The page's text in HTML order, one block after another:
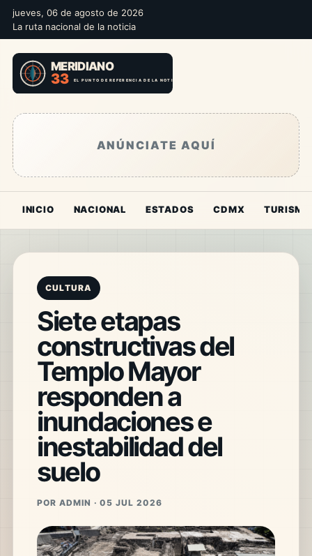
jueves, 06 de agosto de 2026
La ruta nacional de la noticia
ANÚNCIATE AQUÍ
INICIO NACIONAL ESTADOS CDMX TURISMO
CULTURA
Siete etapas
constructivas del
Templo Mayor
responden a
inundaciones e
inestabilidad del
suelo
POR ADMIN · 05 JUL 2026